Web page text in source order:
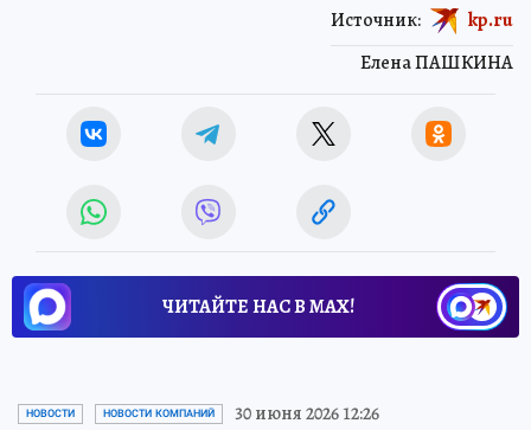
Елена ПАШКИНА
Источник: kp.ru
ЧИТАЙТЕ НАС В МАХ!
НОВОСТИ НОВОСТИ КОМПАНИЙ 30 июня 2026 12:26